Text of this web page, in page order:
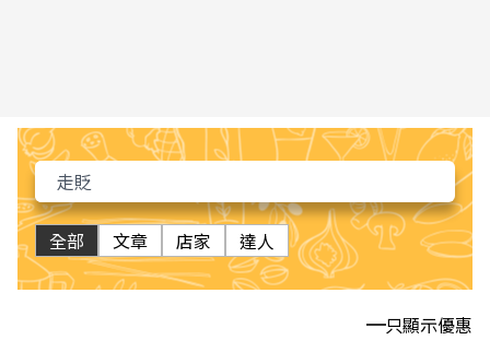
全部 文章 店家 達人
只顯示優惠